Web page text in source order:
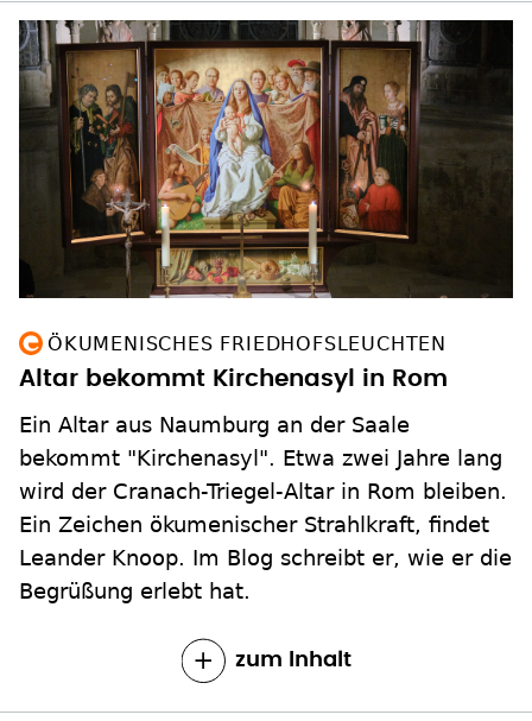
ÖKUMENISCHES FRIEDHOFSLEUCHTEN
Altar bekommt Kirchenasyl in Rom
Ein Altar aus Naumburg an der Saale
bekommt "Kirchenasyl". Etwa zwei Jahre lang
wird der Cranach-Triegel-Altar in Rom bleiben.
Ein Zeichen ökumenischer Strahlkraft, findet
Leander Knoop. Im Blog schreibt er, wie er die
Begrüßung erlebt hat.
zum Inhalt